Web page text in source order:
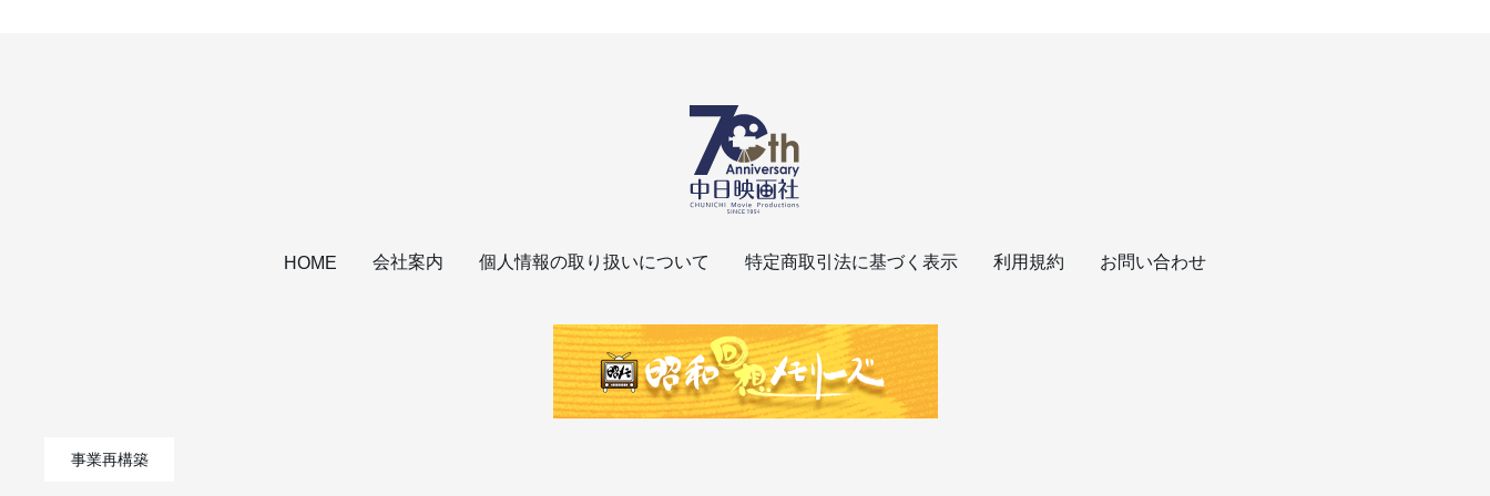
HOME 会社案内 個人情報の取り扱いについて 特定商取引法に基づく表示 利用規約 お問い合わせ
事業再構築